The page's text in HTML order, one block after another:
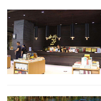
二来空气比较
不算太高，这
层。
荐